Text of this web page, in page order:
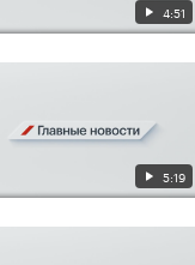
4:51
5:19